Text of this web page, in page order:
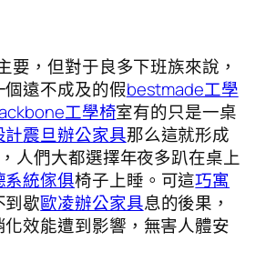
要，但對于良多下班族來說，
遠不成及的假bestmade工學
工學椅室有的只是一桌
計震旦辦公家具那么這就形成
人們大都選擇年夜多趴在桌上
系統傢俱椅子上睡。可這巧寓
到歇歐凌辦公家具息的後果，
效能遭到影響，無害人體安